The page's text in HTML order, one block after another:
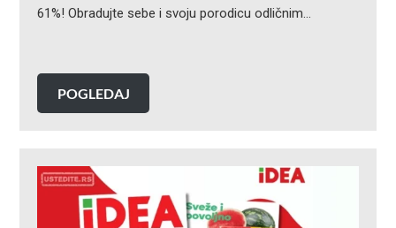
61%! Obradujte sebe i svoju porodicu odličnim…
POGLEDAJ